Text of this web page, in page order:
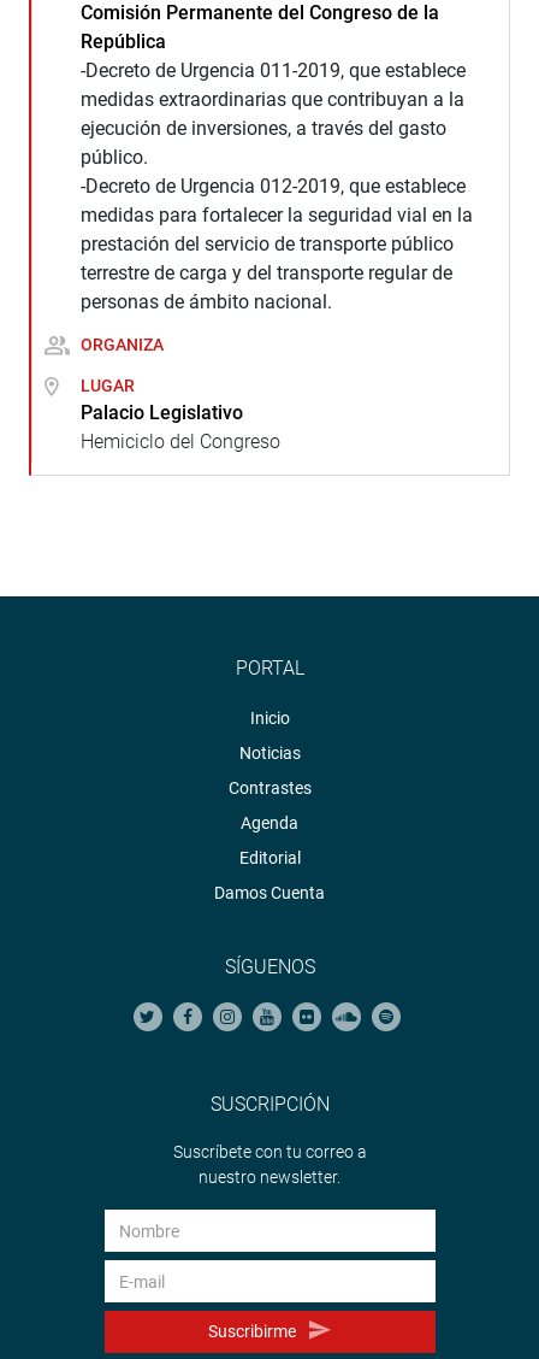
Comisión Permanente del Congreso de la
República
-Decreto de Urgencia 011-2019, que establece
medidas extraordinarias que contribuyan a la
ejecución de inversiones, a través del gasto
público.
-Decreto de Urgencia 012-2019, que establece
medidas para fortalecer la seguridad vial en la
prestación del servicio de transporte público
terrestre de carga y del transporte regular de
personas de ámbito nacional.
ORGANIZA
LUGAR
Palacio Legislativo
Hemiciclo del Congreso
PORTAL
Inicio
Noticias
Contrastes
Agenda
Editorial
Damos Cuenta
SÍGUENOS
SUSCRIPCIÓN
Suscríbete con tu correo a
nuestro newsletter.
Suscribirme